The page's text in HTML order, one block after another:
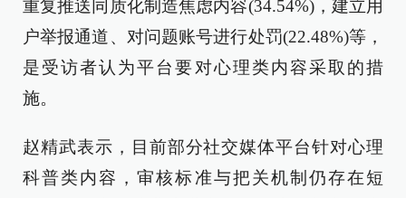
重复推送同质化制造焦虑内容(34.54%)，建立用
户举报通道、对问题账号进行处罚(22.48%)等，
是受访者认为平台要对心理类内容采取的措
施。
赵精武表示，目前部分社交媒体平台针对心理
科普类内容，审核标准与把关机制仍存在短